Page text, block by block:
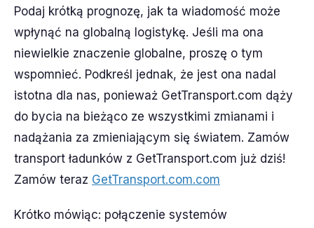
Podaj krótką prognozę, jak ta wiadomość może
wpłynąć na globalną logistykę. Jeśli ma ona
niewielkie znaczenie globalne, proszę o tym
wspomnieć. Podkreśl jednak, że jest ona nadal
istotna dla nas, ponieważ GetTransport.com dąży
do bycia na bieżąco ze wszystkimi zmianami i
nadążania za zmieniającym się światem. Zamów
transport ładunków z GetTransport.com już dziś!
Zamów teraz GetTransport.com.com
Krótko mówiąc: połączenie systemów